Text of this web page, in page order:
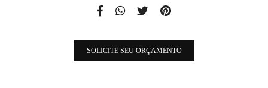
SOLICITE SEU ORÇAMENTO